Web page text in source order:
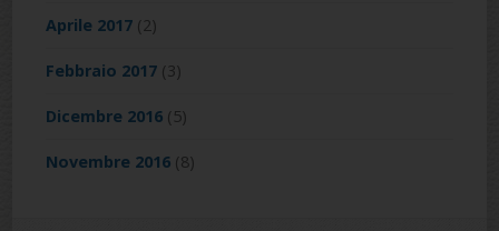
Aprile 2017 (2)
Febbraio 2017 (3)
Dicembre 2016 (5)
Novembre 2016 (8)